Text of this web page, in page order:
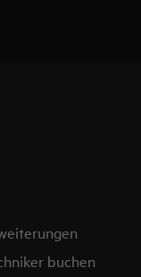
buchen